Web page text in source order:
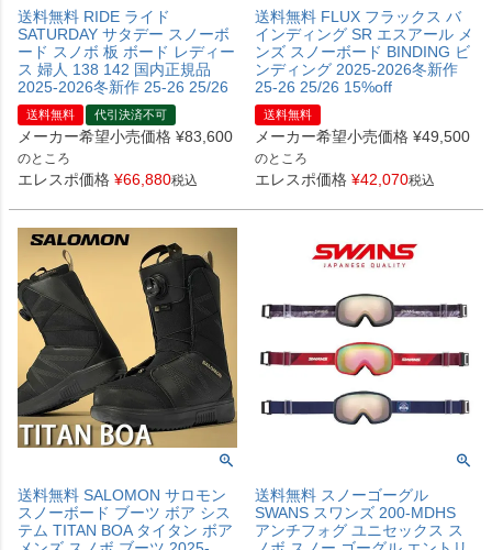
送料無料 RIDE ライド
SATURDAY サタデー スノーボ
ード スノボ 板 ボード レディー
ス 婦人 138 142 国内正規品
2025-2026冬新作 25-26 25/26
送料無料 代引決済不可
メーカー希望小売価格 ¥83,600
のところ
エレスポ価格 ¥66,880税込
送料無料 FLUX フラックス バ
インディング SR エスアール メ
ンズ スノーボード BINDING ビ
ンディング 2025-2026冬新作
25-26 25/26 15%off
送料無料
メーカー希望小売価格 ¥49,500
のところ
エレスポ価格 ¥42,070税込
送料無料 SALOMON サロモン
スノーボード ブーツ ボア シス
テム TITAN BOA タイタン ボア
送料無料 スノーゴーグル
SWANS スワンズ 200-MDHS
アンチフォグ ユニセックス ス